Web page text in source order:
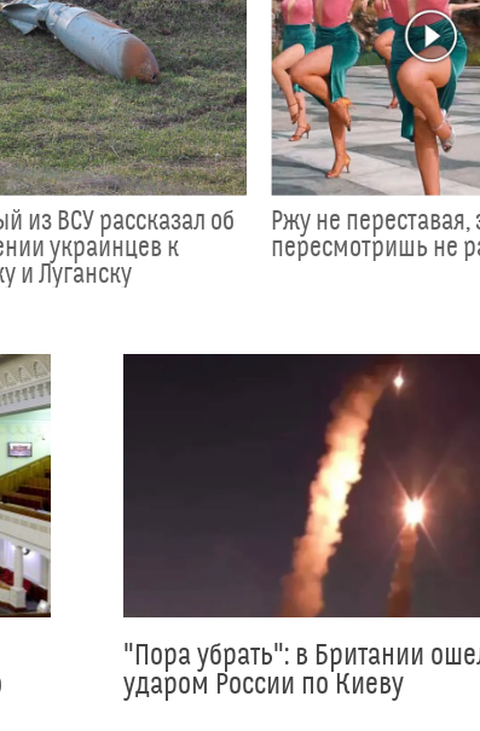
из ВСУ рассказал об
украинцев к
и Луганску
Ржу не переставая,
пересмотришь не
"Пора убрать": в Британии
ударом России по Киеву